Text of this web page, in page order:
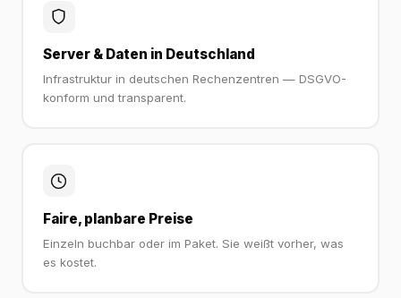
Server & Daten in Deutschland
Infrastruktur in deutschen Rechenzentren — DSGVO-
konform und transparent.
Faire, planbare Preise
Einzeln buchbar oder im Paket. Sie weißt vorher, was
es kostet.